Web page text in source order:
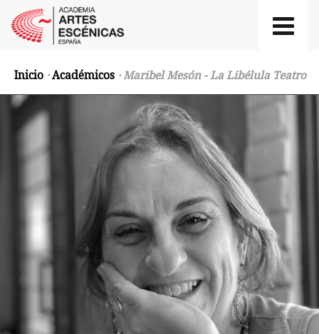
Inicio ·Académicos · Maribel Mesón - La Libélula Teatro